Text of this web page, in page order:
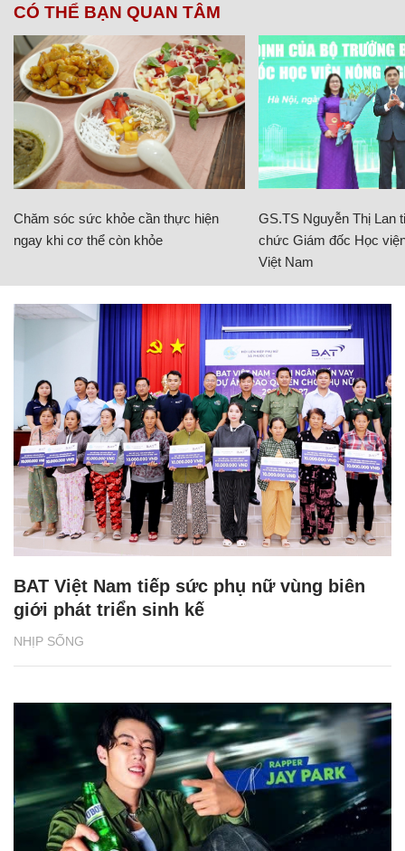
CÓ THỂ BẠN QUAN TÂM
Chăm sóc sức khỏe cần thực hiện
ngay khi cơ thể còn khỏe
GS.TS Nguyễn Thị Lan
chức Giám đốc Học
Việt Nam
NHỊP SỐNG
BAT Việt Nam tiếp sức phụ nữ vùng biên
giới phát triển sinh kế